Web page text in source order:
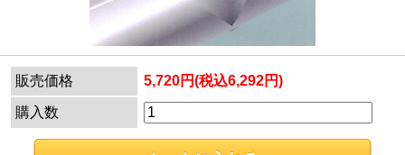
販売価格 5,720円(税込6,292円)
購入数